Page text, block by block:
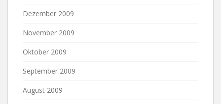
Dezember 2009
November 2009
Oktober 2009
September 2009
August 2009